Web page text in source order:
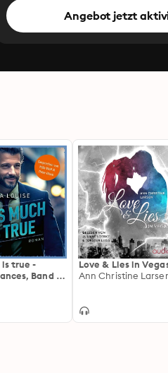
Angebot jetzt
is true -
Band 1
Love & Lies in
Ann Christine